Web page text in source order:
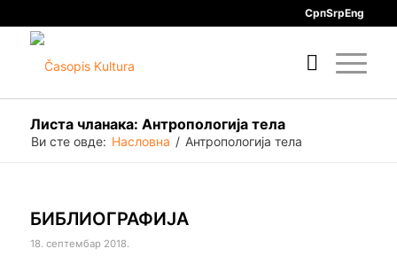
СрпSrpEng
Листа чланака: Антропологија тела
Ви сте овде: Насловна / Антропологија тела
БИБЛИОГРАФИЈА
18. септембар 2018.